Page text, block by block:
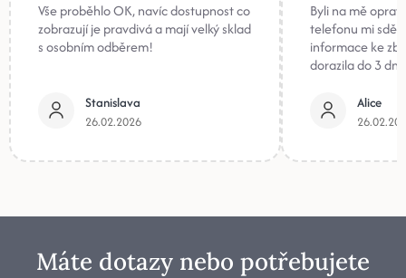
Vše proběhlo OK, navíc dostupnost co
zobrazují je pravdivá a mají velký sklad
s osobním odběrem!
Stanislava
26.02.2026
Byli na mě
telefonu mi
informace ke
dorazila do 3
Alice
Máte dotazy nebo potřebujete